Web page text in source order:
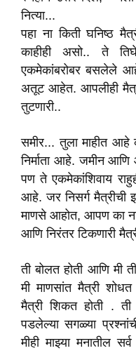
नित्या...
पहा ना किती घनिष्ठ
काहीही असो.. ते
एकमेकांबरोबर बसलेले
अतूट आहेत. आपलीही
तुटणारी..
समीर... तुला माहीत आहे
निर्माता आहे. जमीन
पण ते एकमेकांशिवाय
आहे. जर निसर्ग
माणसे आहोत, आपण का
आणि निरंतर टिकणारी
ती बोलत होती आणि मी
मी माणसांत मैत्री
मैत्री शिकत होती .
पडलेल्या सगळ्या
मीही माझ्या मनातील